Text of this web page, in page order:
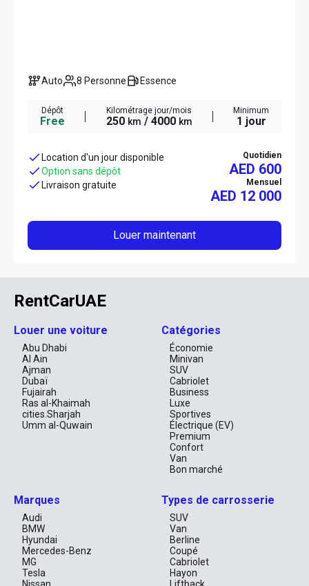
Auto 8 Personne Essence
Dépôt
Free
Kilométrage jour/mois
250 km / 4000 km
Minimum
1 jour
Location d'un jour disponible
Option sans dépôt
Livraison gratuite
Quotidien
AED 600
Mensuel
AED 12 000
Louer maintenant
RentCarUAE
Louer une voiture
Abu Dhabi
Al Ain
Ajman
Dubaï
Fujairah
Ras al-Khaimah
cities.Sharjah
Umm al-Quwain
Catégories
Économie
Minivan
SUV
Cabriolet
Business
Luxe
Sportives
Électrique (EV)
Premium
Confort
Van
Bon marché
Marques
Audi
BMW
Hyundai
Mercedes-Benz
MG
Tesla
Types de carrosserie
SUV
Van
Berline
Coupé
Cabriolet
Hayon